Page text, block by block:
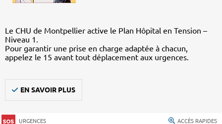
Le CHU de Montpellier active le Plan Hôpital en Tension –
Niveau 1.
Pour garantir une prise en charge adaptée à chacun,
appelez le 15 avant tout déplacement aux urgences.
EN SAVOIR PLUS
URGENCES ACCÈS RAPIDES